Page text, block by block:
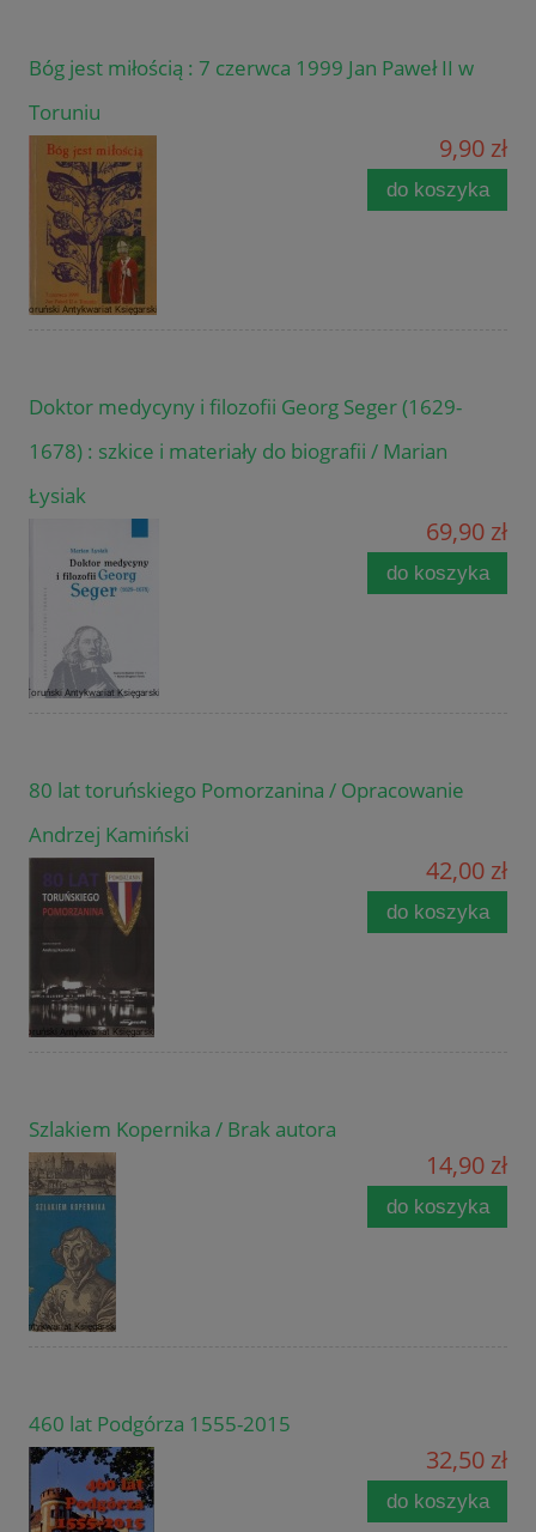
Bóg jest miłością : 7 czerwca 1999 Jan Paweł II w
Toruniu
9,90 zł
do koszyka
Doktor medycyny i filozofii Georg Seger (1629-
1678) : szkice i materiały do biografii / Marian
Łysiak
69,90 zł
do koszyka
80 lat toruńskiego Pomorzanina / Opracowanie
Andrzej Kamiński
42,00 zł
do koszyka
Szlakiem Kopernika / Brak autora
14,90 zł
do koszyka
460 lat Podgórza 1555-2015
32,50 zł
do koszyka